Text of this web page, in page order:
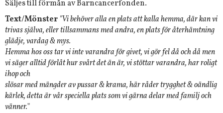
Säljes till förmån av Barncancerfonden.
Text/Mönster "Vi behöver alla en plats att kalla hemma, där kan vi
trivas själva, eller tillsammans med andra, en plats för återhämtning
glädje, vardag & mys.
Hemma hos oss tar vi inte varandra för givet, vi gör fel då och då men
vi säger alltid förlåt hur svårt det än är, vi stöttar varandra, har roligt
ihop och
slösar med mängder av pussar & krama, här råder trygghet & oändlig
kärlek, detta är vår speciella plats som vi gärna delar med familj och
vänner."